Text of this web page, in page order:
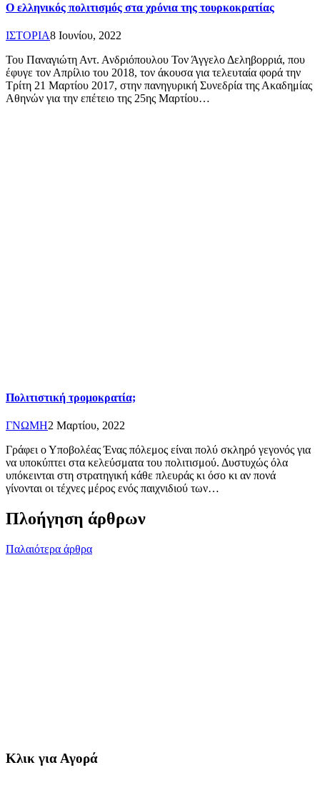
Ο ελληνικός πολιτισμός στα χρόνια της τουρκοκρατίας
ΙΣΤΟΡΙΑ8 Ιουνίου, 2022
Του Παναγιώτη Αντ. Ανδριόπουλου Τον Άγγελο Δεληβορριά, που
έφυγε τον Απρίλιο του 2018, τον άκουσα για τελευταία φορά την
Τρίτη 21 Μαρτίου 2017, στην πανηγυρική Συνεδρία της Ακαδημίας
Αθηνών για την επέτειο της 25ης Μαρτίου…
Πολιτιστική τρομοκρατία;
ΓΝΩΜΗ2 Μαρτίου, 2022
Γράφει ο Υποβολέας Ένας πόλεμος είναι πολύ σκληρό γεγονός για
να υποκύπτει στα κελεύσματα του πολιτισμού. Δυστυχώς όλα
υπόκεινται στη στρατηγική κάθε πλευράς κι όσο κι αν πονά
γίνονται οι τέχνες μέρος ενός παιχνιδιού των…
Πλοήγηση άρθρων
Παλαιότερα άρθρα
Κλικ για Αγορά